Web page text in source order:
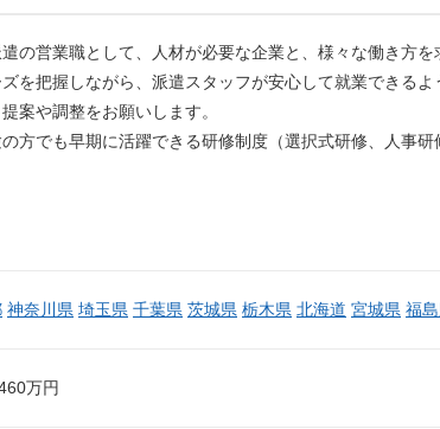
遣の営業職として、人材が必要な企業と、様々な働き方
を把握しながら、派遣スタッフが安心して就業できる
案や調整をお願いします。
方でも早期に活躍できる研修制度（選択式研修、人事
神奈川県 埼玉県 千葉県 茨城県 栃木県 北海道 宮城県 福
万円